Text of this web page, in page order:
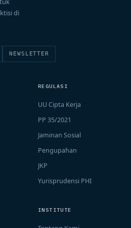
di
NEWSLETTER
REGULASI
UU Cipta Kerja
PP 35/2021
Jaminan Sosial
Pengupahan
JKP
Yurisprudensi PHI
INSTITUTE